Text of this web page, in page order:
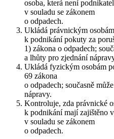
osoba, která není
v souladu se zákonem
o odpadech.
Ukládá právnickým
k podnikání pokuty za
1) zákona o odpadech;
a lhůty pro zjednání
Ukládá fyzickým osobám
69 zákona
o odpadech; současně
nápravy.
Kontroluje, zda právnické
k podnikání mají zajištěno
v souladu se zákonem
o odpadech.